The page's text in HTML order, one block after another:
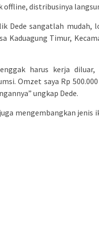
offline, distribusinya
Dede sangatlah mudah,
Kaduagung Timur,
harus kerja
Omzet saya Rp
ungkap Dede.
mengembangkan jenis